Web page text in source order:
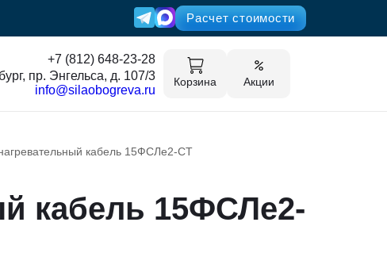
Расчет стоимости
+7 (812) 648-23-28
пр. Энгельса, д. 107/3
info@silaobogreva.ru
Корзина Акции
кабель 15ФСЛе2-СT
кабель 15ФСЛе2-